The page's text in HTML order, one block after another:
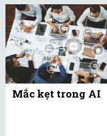
Mắc kẹt trong AI